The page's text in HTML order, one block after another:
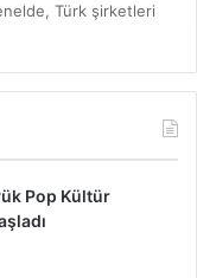
Türk şirketleri
Pop Kültür